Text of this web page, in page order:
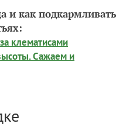
и как подкармливать
клематисами
Сажаем и